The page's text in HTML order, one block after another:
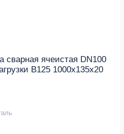
сварная ячеистая DN100
B125 1000х135х20